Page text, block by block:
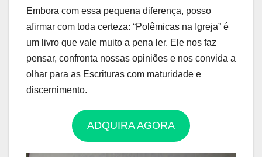
Embora com essa pequena diferença, posso
afirmar com toda certeza: “Polêmicas na Igreja” é
um livro que vale muito a pena ler. Ele nos faz
pensar, confronta nossas opiniões e nos convida a
olhar para as Escrituras com maturidade e
discernimento.
ADQUIRA AGORA